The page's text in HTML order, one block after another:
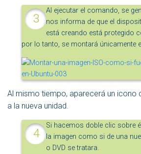
Al ejecutar el comando, se
nos informa de que el
está creando está protegido
por lo tanto, se montará únicamente
Al mismo tiempo, aparecerá un icono
a la nueva unidad.
Si hacemos doble clic sobre
la imagen como si de una
o DVD se tratara.